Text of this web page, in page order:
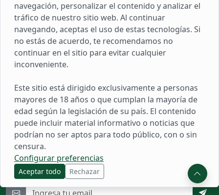
Cronograma de pagos PNP
Todo
Links
Populares
Herramientas
Reclamos
Novedades
Suscríbete para recibir noticias, ofertas y mucho más.
navegación, personalizar el contenido y analizar el
tráfico de nuestro sitio web. Al continuar
navegando, aceptas el uso de estas tecnologías. Si
no estás de acuerdo, te recomendamos no
continuar en el sitio para evitar cualquier
inconveniente.
Este sitio está dirigido exclusivamente a personas
mayores de 18 años o que cumplan la mayoría de
edad según la legislación de su país. El contenido
puede incluir material informativo o noticias que
podrían no ser aptos para todo público, con o sin
censura.
Configurar preferencias
Aceptar todo Rechazar